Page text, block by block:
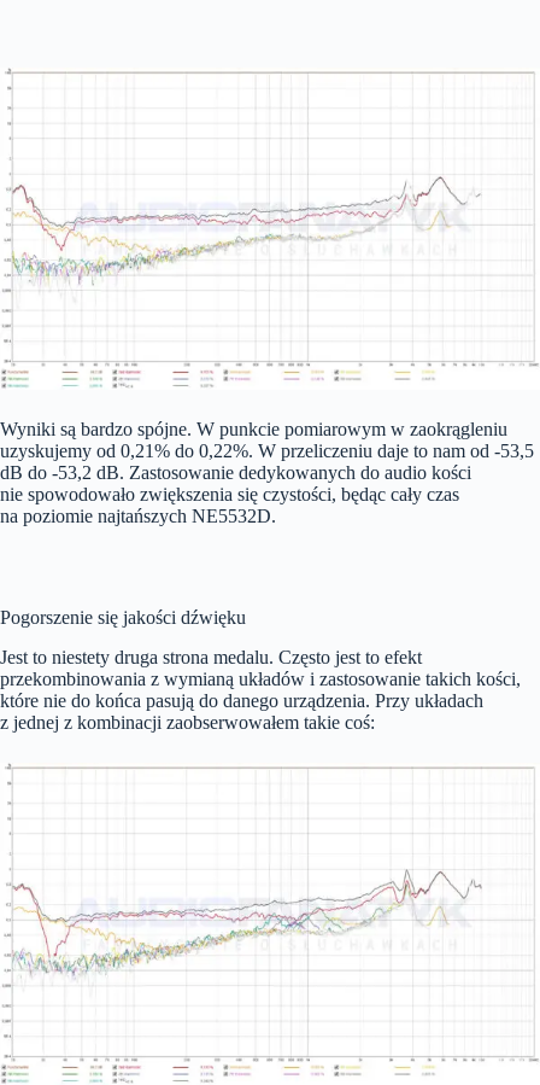
Wyniki są bardzo spójne. W punkcie pomiarowym w zaokrągleniu
uzyskujemy od 0,21% do 0,22%. W przeliczeniu daje to nam od -53,5
dB do -53,2 dB. Zastosowanie dedykowanych do audio kości
nie spowodowało zwiększenia się czystości, będąc cały czas
na poziomie najtańszych NE5532D.
Pogorszenie się jakości dźwięku
Jest to niestety druga strona medalu. Często jest to efekt
przekombinowania z wymianą układów i zastosowanie takich kości,
które nie do końca pasują do danego urządzenia. Przy układach
z jednej z kombinacji zaobserwowałem takie coś: